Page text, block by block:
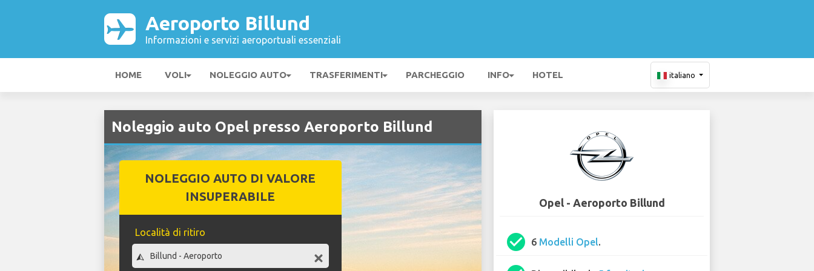
Aeroporto Billund
Informazioni e servizi aeroportuali essenziali
HOME VOLI NOLEGGIO AUTO TRASFERIMENTI PARCHEGGIO INFO HOTEL italiano
Noleggio auto Opel presso Aeroporto Billund
NOLEGGIO AUTO DI VALORE
INSUPERABILE
Località di ritiro
Opel - Aeroporto Billund
check_circle 6 Modelli Opel.